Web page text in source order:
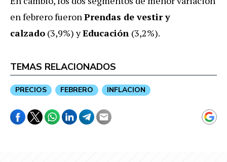
en febrero fueronPrendas de vestir y
calzado (3,9%) yEducación (3,2%).
TEMAS RELACIONADOS
PRECIOS FEBRERO INFLACION